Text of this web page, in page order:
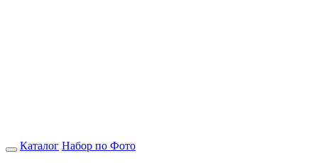
Каталог Набор по Фото